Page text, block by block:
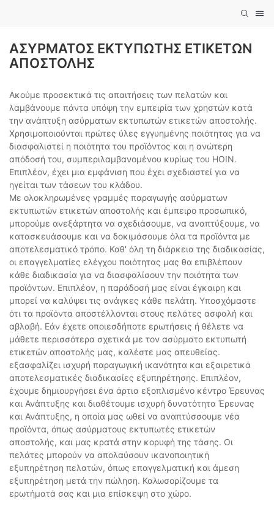
ΑΣΎΡΜΑΤΟΣ ΕΚΤΥΠΩΤΉΣ ΕΤΙΚΕΤΏΝ
ΑΠΟΣΤΟΛΉΣ
Ακούμε προσεκτικά τις απαιτήσεις των πελατών και
λαμβάνουμε πάντα υπόψη την εμπειρία των χρηστών κατά
την ανάπτυξη ασύρματων εκτυπωτών ετικετών αποστολής.
Χρησιμοποιούνται πρώτες ύλες εγγυημένης ποιότητας για να
διασφαλιστεί η ποιότητα του προϊόντος και η ανώτερη
απόδοσή του, συμπεριλαμβανομένου κυρίως του HOIN.
Επιπλέον, έχει μια εμφάνιση που έχει σχεδιαστεί για να
ηγείται των τάσεων του κλάδου.
Με ολοκληρωμένες γραμμές παραγωγής ασύρματων
εκτυπωτών ετικετών αποστολής και έμπειρο προσωπικό,
μπορούμε ανεξάρτητα να σχεδιάσουμε, να αναπτύξουμε, να
κατασκευάσουμε και να δοκιμάσουμε όλα τα προϊόντα με
αποτελεσματικό τρόπο. Καθ' όλη τη διάρκεια της διαδικασίας,
οι επαγγελματίες ελέγχου ποιότητας μας θα επιβλέπουν
κάθε διαδικασία για να διασφαλίσουν την ποιότητα των
προϊόντων. Επιπλέον, η παράδοσή μας είναι έγκαιρη και
μπορεί να καλύψει τις ανάγκες κάθε πελάτη. Υποσχόμαστε
ότι τα προϊόντα αποστέλλονται στους πελάτες ασφαλή και
αβλαβή. Εάν έχετε οποιεσδήποτε ερωτήσεις ή θέλετε να
μάθετε περισσότερα σχετικά με τον ασύρματο εκτυπωτή
ετικετών αποστολής μας, καλέστε μας απευθείας.
εξασφαλίζει ισχυρή παραγωγική ικανότητα και εξαιρετικά
αποτελεσματικές διαδικασίες εξυπηρέτησης. Επιπλέον,
έχουμε δημιουργήσει ένα άρτια εξοπλισμένο κέντρο Έρευνας
και Ανάπτυξης και διαθέτουμε ισχυρή δυνατότητα Έρευνας
και Ανάπτυξης, η οποία μας ωθεί να αναπτύσσουμε νέα
προϊόντα, όπως ασύρματους εκτυπωτές ετικετών
αποστολής, και μας κρατά στην κορυφή της τάσης. Οι
πελάτες μπορούν να απολαύσουν ικανοποιητική
εξυπηρέτηση πελατών, όπως επαγγελματική και άμεση
εξυπηρέτηση μετά την πώληση. Καλωσορίζουμε τα
ερωτήματά σας και μια επίσκεψη στο χώρο.